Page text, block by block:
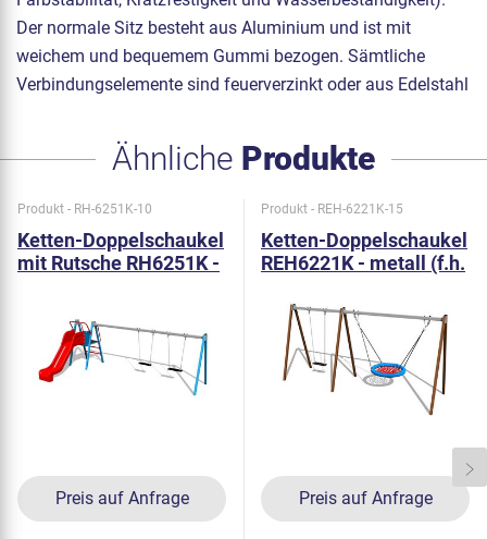
Der normale Sitz besteht aus Aluminium und ist mit
weichem und bequemem Gummi bezogen. Sämtliche
Verbindungselemente sind feuerverzinkt oder aus Edelstahl
Ähnliche Produkte
Produkt - RH-6251K-10
Ketten-Doppelschaukel
mit Rutsche RH6251K -
Preis auf Anfrage
Produkt - REH-6221K-15
Ketten-Doppelschaukel
REH6221K - metall (f.h.
Preis auf Anfrage